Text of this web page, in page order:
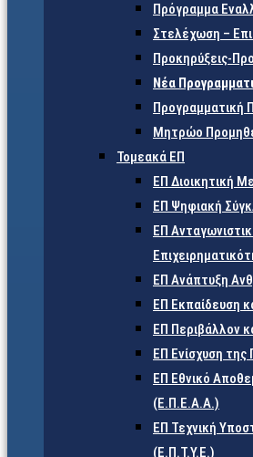
Πρόγραμμα
Στελέχωση –
Προκηρύξεις-
Νέα
Προγραμματική
Μητρώο
Τομεακά ΕΠ
ΕΠ Διοικητική
ΕΠ Ψηφιακή
ΕΠ
ΕΠ Ανάπτυξη
ΕΠ Εκπαίδευση
ΕΠ Περιβάλλον
ΕΠ Ενίσχυση
ΕΠ Εθνικό
(Ε.Π.Ε.Α.Α.)
ΕΠ Τεχνική
(Ε.Π.Τ.Υ.Ε.)